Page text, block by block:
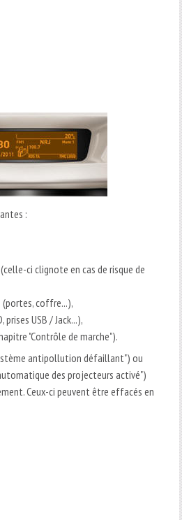
:
ci clignote en cas de risque de
coffre...),
prises USB / Jack...),
"Contrôle de marche").
antipollution défaillant") ou
des projecteurs activé")
Ceux-ci peuvent être effacés en